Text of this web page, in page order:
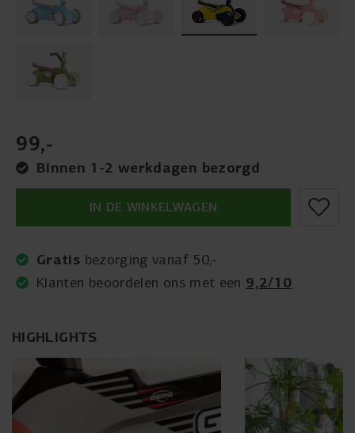
HIGHLIGHTS
99,-
Binnen 1-2 werkdagen bezorgd
IN DE WINKELWAGEN
Gratis bezorging vanaf 50,-
Klanten beoordelen ons met een 9,2/10